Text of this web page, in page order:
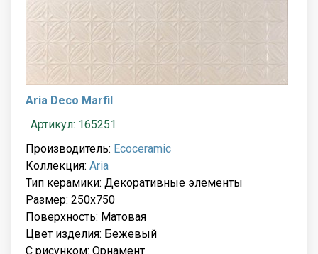
Aria Deco Marfil
Артикул: 165251
Производитель: Ecoceramic
Коллекция: Aria
Тип керамики: Декоративные элементы
Размер: 250x750
Поверхность: Матовая
Цвет изделия: Бежевый
С рисунком: Орнамент